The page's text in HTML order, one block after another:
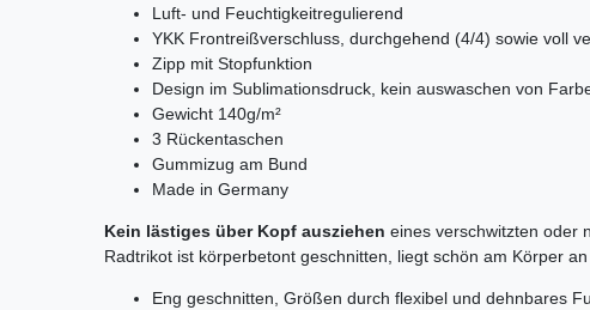
Luft- und Feuchtigkeitregulierend
YKK Frontreißverschluss, durchgehend (4/4) sowie voll
Zipp mit Stopfunktion
Design im Sublimationsdruck, kein auswaschen von
Gewicht 140g/m²
3 Rückentaschen
Gummizug am Bund
Made in Germany
Kein lästiges über Kopf ausziehen eines verschwitzten oder
Radtrikot ist körperbetont geschnitten, liegt schön am Körper
Eng geschnitten, Größen durch flexibel und dehnbares